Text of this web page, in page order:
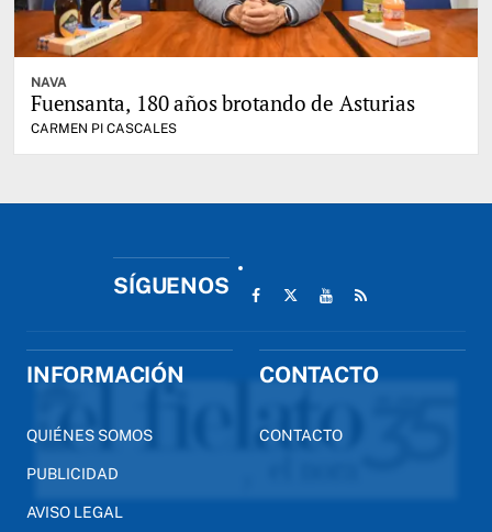
NAVA
Fuensanta, 180 años brotando de Asturias
CARMEN PI CASCALES
SÍGUENOS
INFORMACIÓN
QUIÉNES SOMOS
PUBLICIDAD
AVISO LEGAL
CONTACTO
CONTACTO